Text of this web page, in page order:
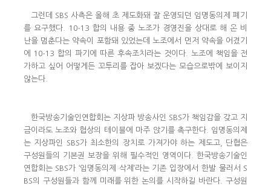
그런데 SBS 사측은 올해 초 제도화돼 잘 운영되던 임명동의제 폐기
를 요구했다. 10‧13 합의 내용 중 노조가 경영진을 상대로 해 온 비
난을 멈춘다는 약속이 포함돼 있었는데 노조에서 먼저 약속을 어겼기
에 10‧13 합의 파기에 따른 후속조치라는 것이다. 노조에 책임을 전
가하고 싶어 어떻게든 꼬투리를 잡아 보겠다는 모습으로밖에 보이지
않는다.
한국방송기술인연합회는 지상파 방송사인 SBS가 책임감을 갖고 지
금이라도 노조와 협상의 테이블에 마주 앉기를 촉구한다. 임명동의제
는 지상파인 SBS가 최소한의 장치로 가져가야 하는 제도고, 단협은
구성원들의 기본권 보장을 위해 필수적인 영역이다. 한국방송기술인
연합회는 SBS가 ‘임명동의제 삭제’라는 기존 입장에서 한발 물러서 S
BS의 구성원들과 함께 미래를 위한 논의를 시작하길 바란다. 구성원